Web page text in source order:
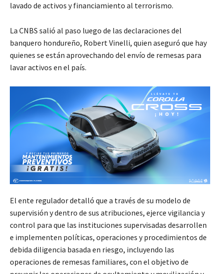
lavado de activos y financiamiento al terrorismo.
La CNBS salió al paso luego de las declaraciones del
banquero hondureño, Robert Vinelli, quien aseguró que hay
quienes se están aprovechando del envío de remesas para
lavar activos en el país.
El ente regulador detalló que a través de su modelo de
supervisión y dentro de sus atribuciones, ejerce vigilancia y
control para que las instituciones supervisadas desarrollen
e implementen políticas, operaciones y procedimientos de
debida diligencia basada en riesgo, incluyendo las
operaciones de remesas familiares, con el objetivo de